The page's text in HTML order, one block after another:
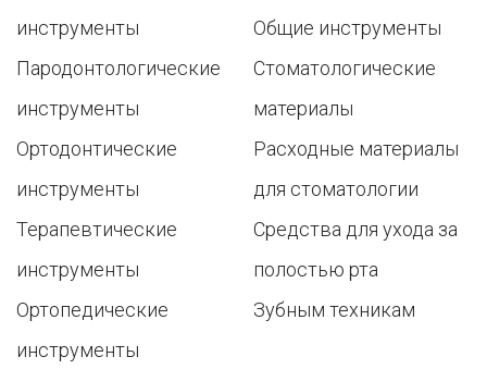
инструменты
Пародонтологические
инструменты
Ортодонтические
инструменты
Терапевтические
инструменты
Ортопедические
инструменты
Общие инструменты
Стоматологические
материалы
Расходные материалы
для стоматологии
Средства для ухода за
полостью рта
Зубным техникам